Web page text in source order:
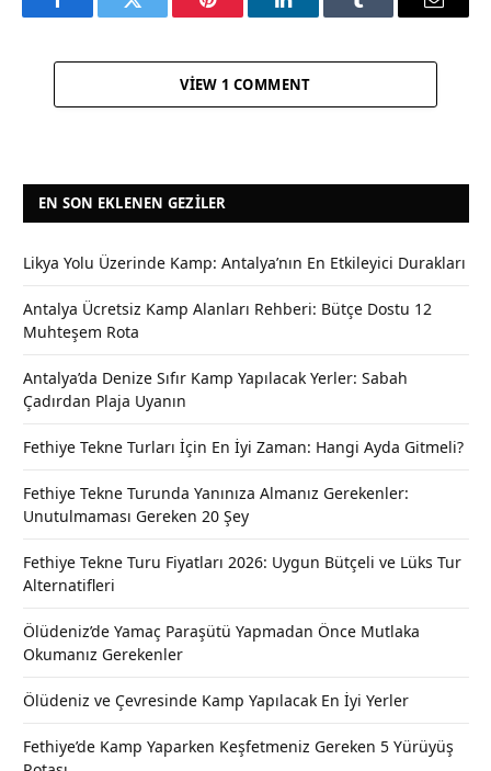
FacebookTwitter Pinterest LinkedInTumblr Email
VIEW 1 COMMENT
EN SON EKLENEN GEZILER
Likya Yolu Üzerinde Kamp: Antalya’nın En Etkileyici Durakları
Antalya Ücretsiz Kamp Alanları Rehberi: Bütçe Dostu 12
Muhteşem Rota
Antalya’da Denize Sıfır Kamp Yapılacak Yerler: Sabah
Çadırdan Plaja Uyanın
Fethiye Tekne Turları İçin En İyi Zaman: Hangi Ayda Gitmeli?
Fethiye Tekne Turunda Yanınıza Almanız Gerekenler:
Unutulmaması Gereken 20 Şey
Fethiye Tekne Turu Fiyatları 2026: Uygun Bütçeli ve Lüks Tur
Alternatifleri
Ölüdeniz’de Yamaç Paraşütü Yapmadan Önce Mutlaka
Okumanız Gerekenler
Ölüdeniz ve Çevresinde Kamp Yapılacak En İyi Yerler
Fethiye’de Kamp Yaparken Keşfetmeniz Gereken 5 Yürüyüş